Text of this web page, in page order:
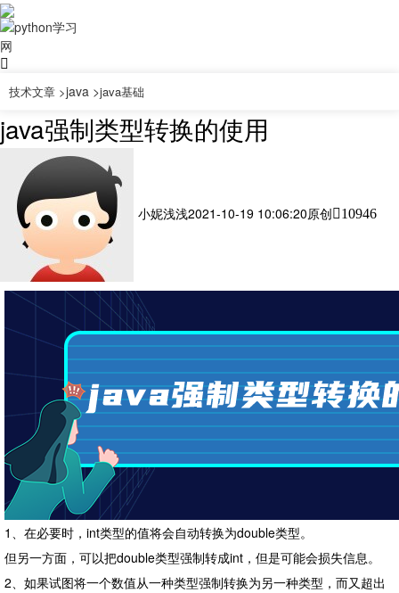
技术文章 >java >java基础
java强制类型转换的使用
小妮浅浅2021-10-19 10:06:20原创 10946
1、在必要时，int类型的值将会自动转换为double类型。
但另一方面，可以把double类型强制转成int，但是可能会损失信息。
2、如果试图将一个数值从一种类型强制转换为另一种类型，而又超出